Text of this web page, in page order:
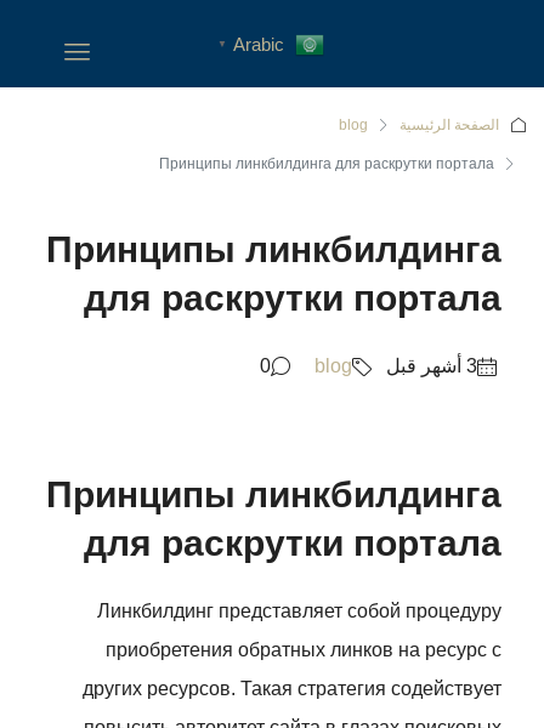
Arabic
▼
الصفحة الرئيسية blog
Принципы линкбилдинга для раскрутки портала
Принципы линкбилдинга
для раскрутки портала
blog
0
Принципы линкбилдинга
для раскрутки портала
Линкбилдинг представляет собой процедуру
приобретения обратных линков на ресурс с
других ресурсов. Такая стратегия содействует